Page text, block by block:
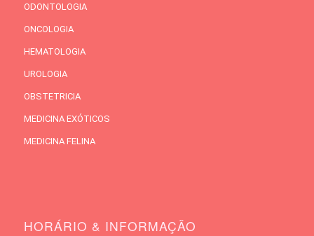
ODONTOLOGIA
ONCOLOGIA
HEMATOLOGIA
UROLOGIA
OBSTETRICIA
MEDICINA EXÓTICOS
MEDICINA FELINA
HORÁRIO & INFORMAÇÃO